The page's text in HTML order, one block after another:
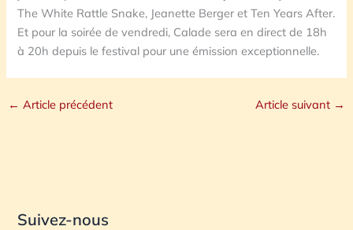
The White Rattle Snake, Jeanette Berger et Ten Years After.
Et pour la soirée de vendredi, Calade sera en direct de 18h
à 20h depuis le festival pour une émission exceptionnelle.
← Article précédent Article suivant →
Suivez-nous